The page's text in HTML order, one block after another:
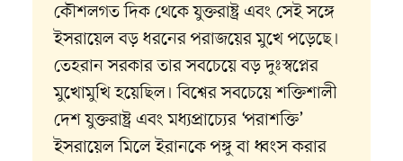
কৌশলগত দিক থেকে যুক্তরাষ্ট্র এবং সেই সঙ্গে
ইসরায়েল বড় ধরনের পরাজয়ের মুখে পড়েছে।
তেহরান সরকার তার সবচেয়ে বড় দুঃস্বপ্নের
মুখোমুখি হয়েছিল। বিশ্বের সবচেয়ে শক্তিশালী
দেশ যুক্তরাষ্ট্র এবং মধ্যপ্রাচ্যের ‘পরাশক্তি’
ইসরায়েল মিলে ইরানকে পঙ্গু বা ধ্বংস করার